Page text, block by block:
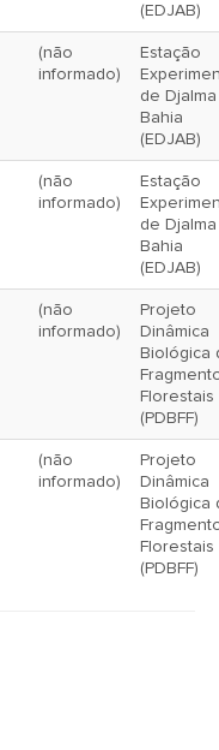
(EDJAB)
(não
informado)
Estação
de Djalma
Bahia
(EDJAB)
(não
informado)
Estação
de Djalma
Bahia
(EDJAB)
(não
informado)
Projeto
Dinâmica
Biológica
Florestais
(PDBFF)
(não
informado)
Projeto
Dinâmica
Biológica
Florestais
(PDBFF)